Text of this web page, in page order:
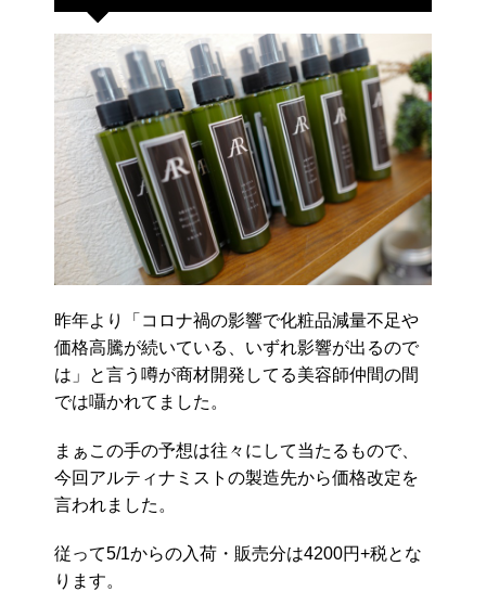
昨年より「コロナ禍の影響で化粧品減量不足や
価格高騰が続いている、いずれ影響が出るので
は」と言う噂が商材開発してる美容師仲間の間
では囁かれてました。
まぁこの手の予想は往々にして当たるもので、
今回アルティナミストの製造先から価格改定を
言われました。
従って5/1からの入荷・販売分は4200円+税とな
ります。